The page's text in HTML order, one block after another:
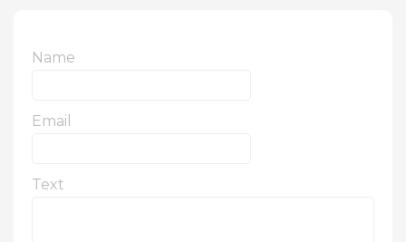
Name
Email
Text